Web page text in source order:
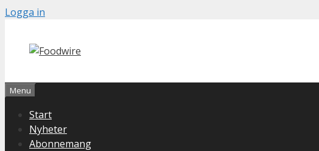
Skip
content
Logga in
Menu
Start
Nyheter
Abonnemang